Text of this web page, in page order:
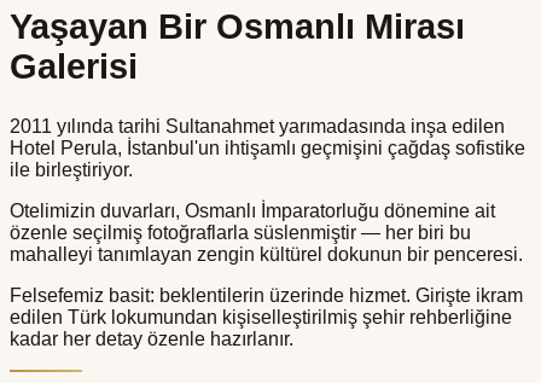
Yaşayan Bir Osmanlı Mirası
Galerisi
2011 yılında tarihi Sultanahmet yarımadasında inşa edilen
Hotel Perula, İstanbul'un ihtişamlı geçmişini çağdaş sofistike
ile birleştiriyor.
Otelimizin duvarları, Osmanlı İmparatorluğu dönemine ait
özenle seçilmiş fotoğraflarla süslenmiştir — her biri bu
mahalleyi tanımlayan zengin kültürel dokunun bir penceresi.
Felsefemiz basit: beklentilerin üzerinde hizmet. Girişte ikram
edilen Türk lokumundan kişiselleştirilmiş şehir rehberliğine
kadar her detay özenle hazırlanır.